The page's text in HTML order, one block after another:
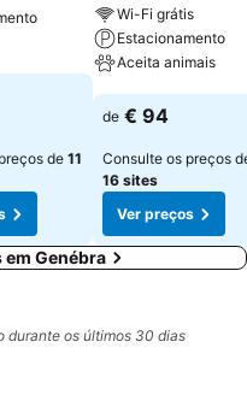
de11
Wi-Fi grátis
Estacionamento
Aceita animais
Ver preços
de € 94
Consulte os preços
16 sites
Ver preços
em Genébra
durante os últimos 30 dias